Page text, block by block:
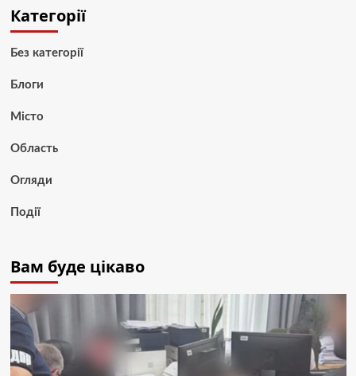
Категорії
Без категорії
Блоги
Місто
Область
Огляди
Події
Вам буде цікаво